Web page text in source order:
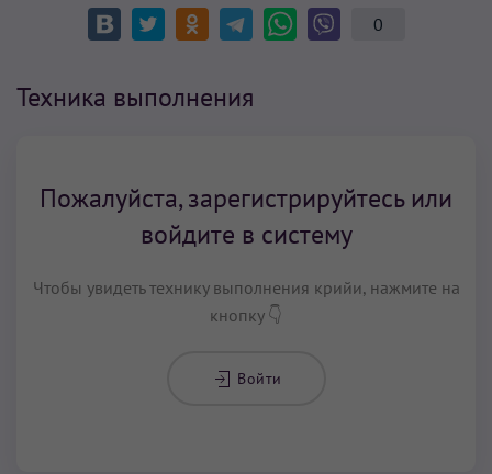
0
Техника выполнения
Пожалуйста, зарегистрируйтесь или
войдите в систему
Чтобы увидеть технику выполнения крийи, нажмите на
кнопку 👇
Войти